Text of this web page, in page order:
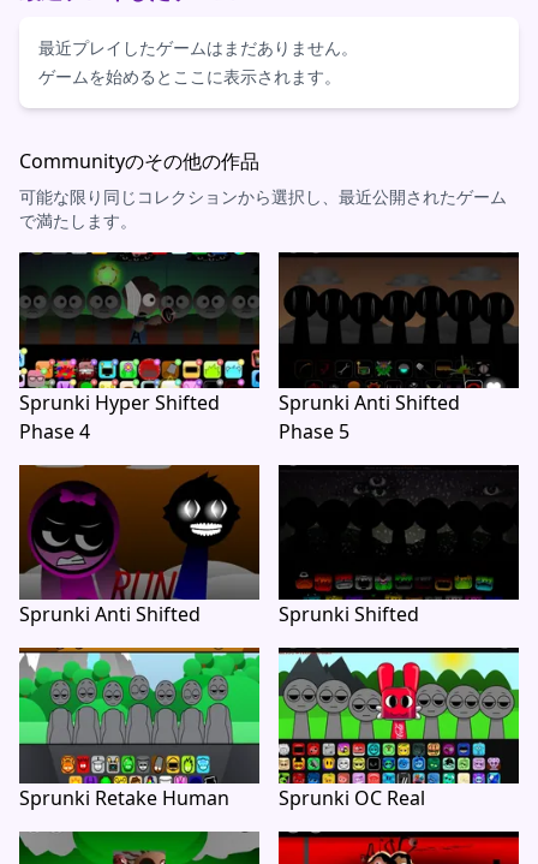
最近プレイしたゲームはまだありません。
ゲームを始めるとここに表示されます。
Communityのその他の作品
可能な限り同じコレクションから選択し、最近公開されたゲーム
で満たします。
Sprunki Hyper Shifted
Phase 4
Sprunki Anti Shifted
Phase 5
Sprunki Anti Shifted Sprunki Shifted
Sprunki Retake Human Sprunki OC Real